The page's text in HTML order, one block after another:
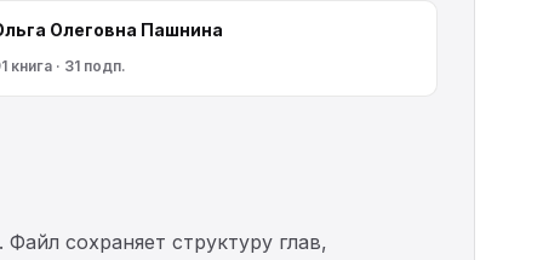
Олеговна Пашнина
книга · 31 подп.
сохраняет структуру глав,